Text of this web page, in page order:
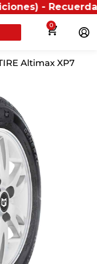
Recuerda que
0
Altimax XP7